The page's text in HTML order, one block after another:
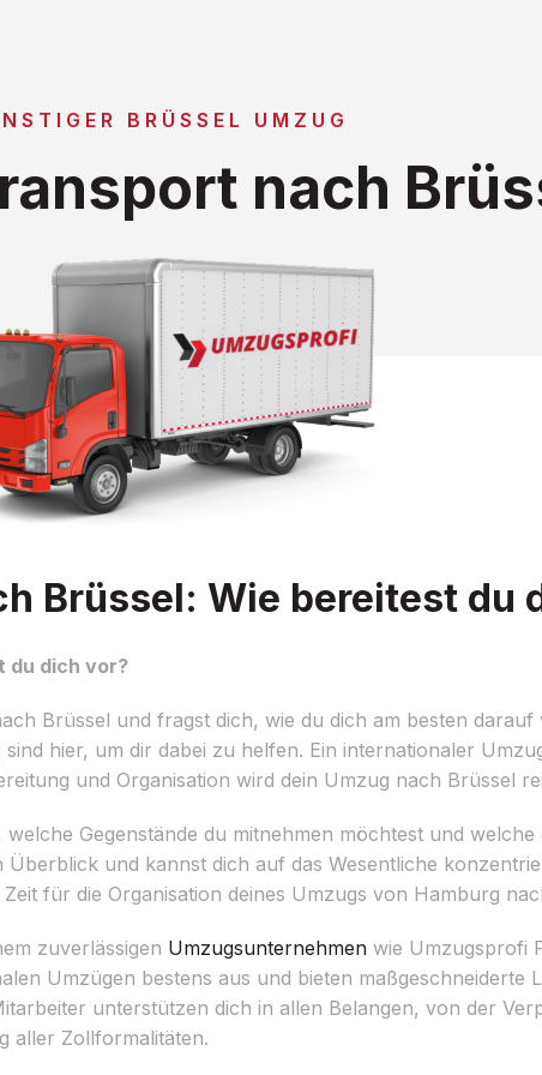
BRÜSSEL UMZUG
nach
Brüssel: Wie bereitest du
du dich vor?
Brüssel und fragst dich, wie du dich am besten darauf
hier, um dir dabei zu helfen. Ein internationaler
und Organisation wird dein Umzug nach Brüssel
Gegenstände du mitnehmen möchtest und
und kannst dich auf das Wesentliche
für die Organisation deines Umzugs von Hamburg
zuverlässigen Umzugsunternehmen wie Umzugsprofi
Umzügen bestens aus und bieten maßgeschneiderte
unterstützen dich in allen Belangen, von der
aller Zollformalitäten.